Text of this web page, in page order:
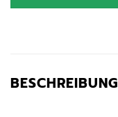
BESCHREIBUNG